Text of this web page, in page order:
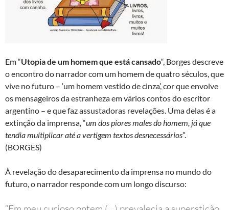
Em “Utopia de um homem que está cansado“, Borges descreve
o encontro do narrador com um homem de quatro séculos, que
vive no futuro – ‘um homem vestido de cinza’, cor que envolve
os mensageiros da estranheza em vários contos do escritor
argentino – e que faz assustadoras revelações. Uma delas é a
extinção da imprensa, “um dos piores males do homem, já que
tendia multiplicar até a vertigem textos desnecessários”.
(BORGES)
À revelação do desaparecimento da imprensa no mundo do
futuro, o narrador responde com um longo discurso: